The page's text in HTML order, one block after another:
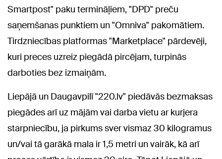
Smartpost" paku termināļiem, "DPD" preču
saņemšanas punktiem un "Omniva" pakomātiem.
Tirdzniecības platformas "Marketplace" pārdevēji,
kuri preces uzreiz piegādā pircējam, turpinās
darboties bez izmaiņām.
Liepājā un Daugavpilī "220.lv" piedāvās bezmaksas
piegādes arī uz mājām vai darba vietu ar kurjera
starpniecību, ja pirkums sver vismaz 30 kilogramus
un/vai tā garākā mala ir 1,5 metri un vairāk, kā arī